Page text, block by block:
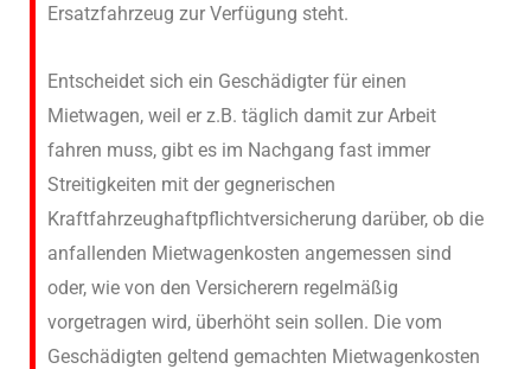
Ersatzfahrzeug zur Verfügung steht.
Entscheidet sich ein Geschädigter für einen
Mietwagen, weil er z.B. täglich damit zur Arbeit
fahren muss, gibt es im Nachgang fast immer
Streitigkeiten mit der gegnerischen
Kraftfahrzeughaftpflichtversicherung darüber, ob die
anfallenden Mietwagenkosten angemessen sind
oder, wie von den Versicherern regelmäßig
vorgetragen wird, überhöht sein sollen. Die vom
Geschädigten geltend gemachten Mietwagenkosten